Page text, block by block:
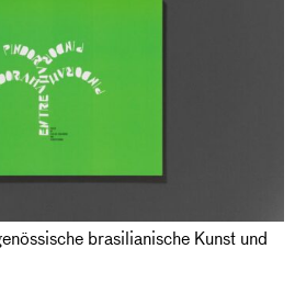
brasilianische Kunst und